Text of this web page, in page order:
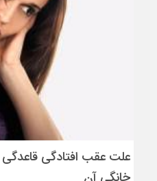
علت عقب افتادگی قاعدگی